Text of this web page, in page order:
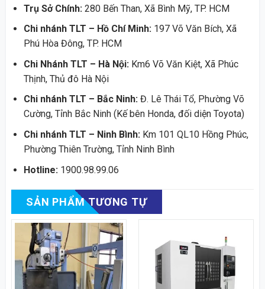
Trụ Sở Chính: 280 Bến Than, Xã Bình Mỹ, TP. HCM
Chi nhánh TLT – Hồ Chí Minh:197 Võ Văn Bích, Xã
Phú Hòa Đông, TP. HCM
Chi Nhánh TLT – Hà Nội: Km6 Võ Văn Kiệt, Xã Phúc
Thịnh, Thủ đô Hà Nội
Chi nhánh TLT – Bắc Ninh:Đ. Lê Thái Tổ, Phường Võ
Cường, Tỉnh Bắc Ninh (Kế bên Honda, đối diện Toyota)
Chi nhánh TLT – Ninh Bình:Km 101 QL10 Hồng Phúc,
Phường Thiên Trường, Tỉnh Ninh Bình
Hotline: 1900.98.99.06
SẢN PHẨM TƯƠNG TỰ